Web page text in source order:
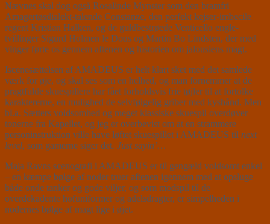
Nævnes skal dog også Rosalinde Mynster som den bramfri
Amagertøsdialekt-talende Constanze, den perfekt kejser-imbecile
regent Kristian Halken, og de guldbestrøede Venticello engle-
tvillinger Sigurd Holmen le Dous og Martin Bo Lindsten, der med
vinger førte os gennem aftenen og historien om jalousiens magt.
Iscenesættelsen af AMADEUS er helt klart sket med det samlede
værk for øje, og skal ses som en helhed, og man fornemmer at de
pragtfulde skuespillere har fået forholdsvis frie tøjler til at fortolke
karaktererne, en mulighed de selvfølgelig griber med kyshånd. Men
bl.a. Sætters voldsomhed og meget klassiske skuespil overdøver
tonerne fra Kapellet, og jeg er overbevist om at en strammere
personinstruktion ville have løftet skuespillet i AMADEUS til next
level, som gamerne siger det. Just sayin’…
Maja Ravns scenografi i AMADEUS er til gengæld voldsomt enkel
– en kæmpe bølge af noder truer aftenen igennem med at opsluge
både onde tanker og gode viljer, og som modspil til de
overdekadente hofuniformer og adelsdragter, er simpelheden i
nodernes bølge af magt lige i øjet.